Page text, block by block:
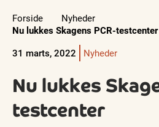
Forside
Nyheder
Nu lukkes Skagens PCR-testcenter
31 marts, 2022
Nyheder
Nu lukkes
testcenter